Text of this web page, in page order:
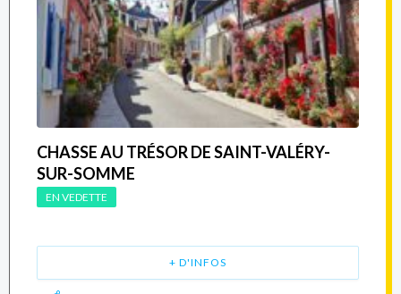
CHASSE AU TRÉSOR DE SAINT-VALÉRY-
SUR-SOMME
EN VEDETTE
+ D'INFOS